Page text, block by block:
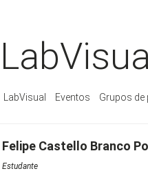
LabVisual Eventos Grupos de
Felipe Castello Branco
Estudante